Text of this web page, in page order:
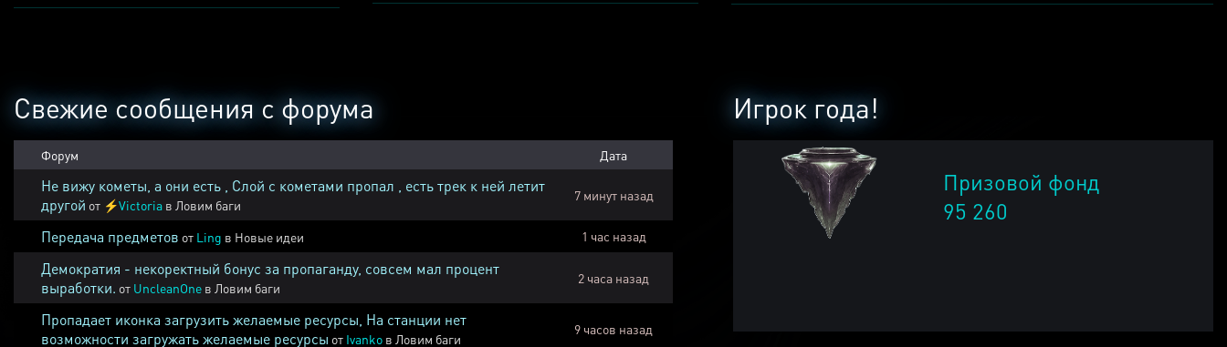
Игрок года!
Призовой фонд
95 260
Свежие сообщения с форума
Форум Дата
Не вижу кометы, а они есть , Слой с кометами пропал , есть трек к ней летит
другой от ⚡Victoria в Ловим баги
7 минут назад
Передача предметов от Ling в Новые идеи 1 час назад
Демократия - некоректный бонус за пропаганду, совсем мал процент
выработки. от UncleanOne в Ловим баги
2 часа назад
Пропадает иконка загрузить желаемые ресурсы, На станции нет
возможности загружать желаемые ресурсы от Ivanko в Ловим баги
9 часов назад